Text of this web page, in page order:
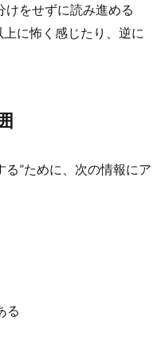
をせずに読み進める
に怖く感じたり、逆に
る”ために、次の情報にア
る